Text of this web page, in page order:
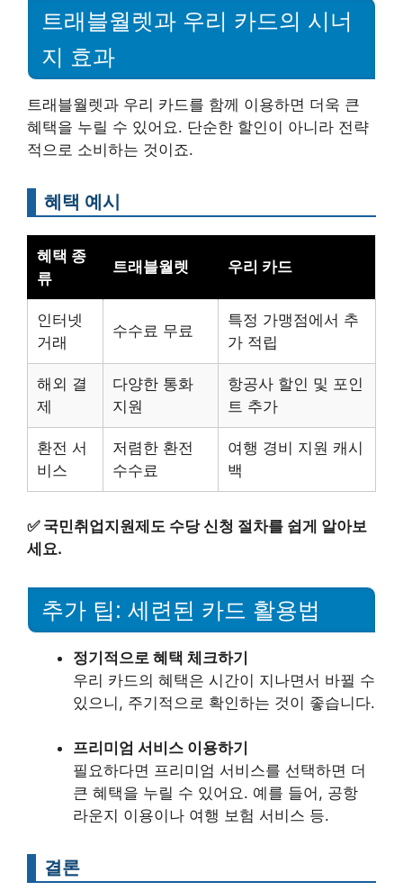
트래블월렛과 우리 카드의 시너
지 효과
트래블월렛과 우리 카드를 함께 이용하면 더욱 큰
혜택을 누릴 수 있어요. 단순한 할인이 아니라 전략
적으로 소비하는 것이죠.
혜택 예시
혜택 종
류
트래블월렛 우리 카드
인터넷
거래
수수료 무료
특정 가맹점에서 추
가 적립
해외 결
제
다양한 통화
지원
항공사 할인 및 포인
트 추가
환전 서
비스
저렴한 환전
수수료
여행 경비 지원 캐시
백
✅ 국민취업지원제도 수당 신청 절차를 쉽게 알아보
세요.
추가 팁: 세련된 카드 활용법
정기적으로 혜택 체크하기
우리 카드의 혜택은 시간이 지나면서 바뀔 수
있으니, 주기적으로 확인하는 것이 좋습니다.
프리미엄 서비스 이용하기
필요하다면 프리미엄 서비스를 선택하면 더
큰 혜택을 누릴 수 있어요. 예를 들어, 공항
라운지 이용이나 여행 보험 서비스 등.
결론